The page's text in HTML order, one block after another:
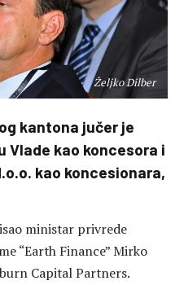
Željko Dilber
kantona jučer je
Vlade kao koncesora i
kao koncesionara,
ministar privrede
“Earth Finance” Mirko
Capital Partners.